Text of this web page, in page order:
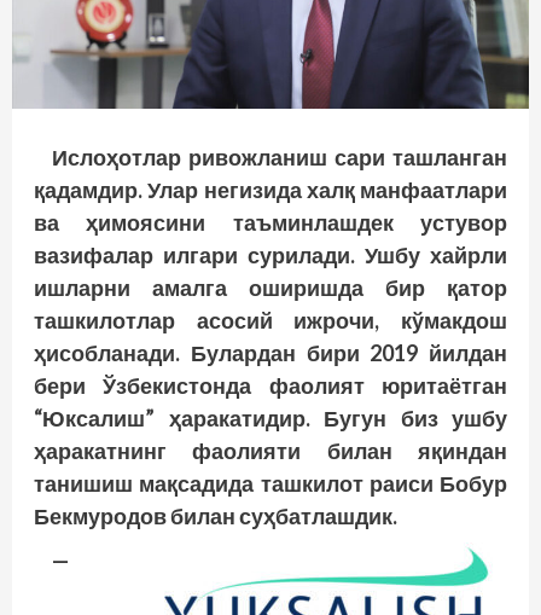
Ислоҳотлар ривожланиш сари ташланган
қадамдир. Улар негизида халқ манфаатлари
ва ҳимоясини таъминлашдек устувор
вазифалар илгари сурилади. Ушбу хайрли
ишларни амалга оширишда бир қатор
ташкилотлар асосий ижрочи, кўмакдош
ҳисобланади. Булардан бири 2019 йилдан
бери Ўзбекистонда фаолият юритаётган
“Юксалиш” ҳаракатидир. Бугун биз ушбу
ҳаракатнинг фаолияти билан яқиндан
танишиш мақсадида ташкилот раиси Бобур
Бекмуродов билан суҳбатлашдик.
—